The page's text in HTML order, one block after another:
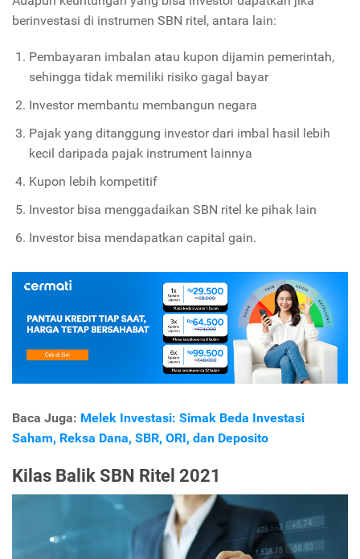
berinvestasi di instrumen SBN ritel, antara lain:
Pembayaran imbalan atau kupon dijamin pemerintah,
sehingga tidak memiliki risiko gagal bayar
Investor membantu membangun negara
Pajak yang ditanggung investor dari imbal hasil lebih
kecil daripada pajak instrument lainnya
Kupon lebih kompetitif
Investor bisa menggadaikan SBN ritel ke pihak lain
Investor bisa mendapatkan capital gain.
Baca Juga: Melek Investasi: Simak Beda Investasi
Saham, Reksa Dana, SBR, ORI, dan Deposito
Kilas Balik SBN Ritel 2021